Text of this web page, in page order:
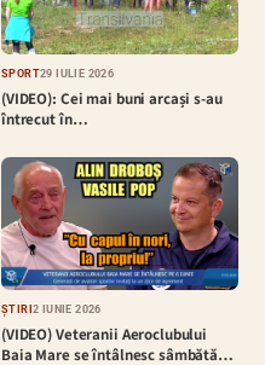
SPORT29 IULIE 2026
(VIDEO): Cei mai buni arcași s-au
întrecut în…
ȘTIRI2 IUNIE 2026
(VIDEO) Veteranii Aeroclubului
Baia Mare se întâlnesc sâmbătă…